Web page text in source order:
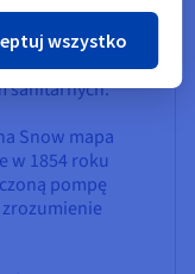
że
była
zapobiegać, a
sanitarnych.
Snow mapa
w 1854 roku
pompę
wszystko